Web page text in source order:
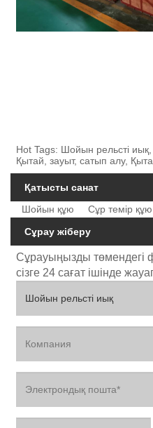
Hot Tags: Шойын рельсті иық,
Қытай, зауыт, сатып алу,
Қатысты санат
Шойын құю
Сұр темір құю
Сұрау жіберу
Сұрауыңызды төмендегі
сізге 24 сағат ішінде